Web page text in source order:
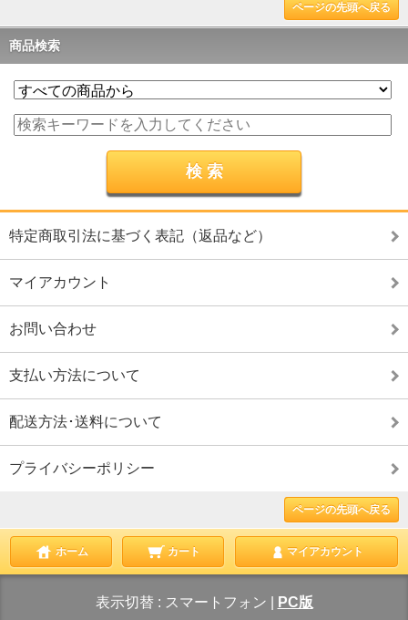
ページの先頭へ戻る
商品検索
特定商取引法に基づく表記（返品など）
マイアカウント
お問い合わせ
支払い方法について
配送方法･送料について
プライバシーポリシー
ページの先頭へ戻る
ホーム カート マイアカウント
表示切替 : スマートフォン PC版